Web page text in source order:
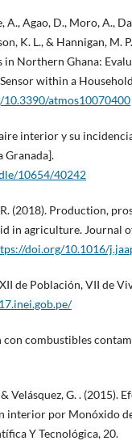
A., Agao, D., Moro, A.,
K. L., & Hannigan, M.
Northern Ghana:
within a
atmos10070400
interior y su
Granada].
10654/40242
(2018). Production,
in agriculture. Journal
doi.org/10.1016/
de Población, VII de
con combustibles
Velásquez, G. . (2015).
interior por Monóxido
Y Tecnológica, 20.